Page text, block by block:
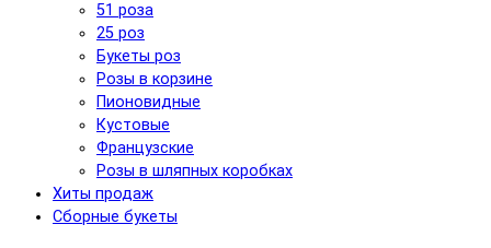
51 роза
25 роз
Букеты роз
Розы в корзине
Пионовидные
Кустовые
Французские
Розы в шляпных коробках
Хиты продаж
Сборные букеты